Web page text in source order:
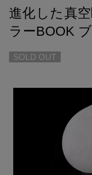
進化した真
ラーBOOK
SOLD OUT